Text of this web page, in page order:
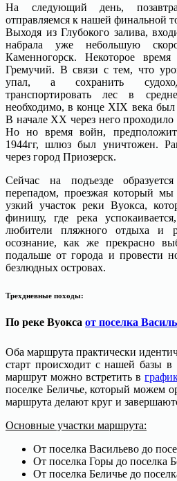
На следующий день,
отправляемся к нашей финальной
Выходя из Глубокого залива,
набрала уже небольшую
Каменногорск. Некоторое
Гремучий. В связи с тем, что
упал, а сохранить
транспортировать лес в
необходимо, в конце XIX века
В начале XX через него
Но но время войн,
1944гг, шлюз был уничтожен.
через город Приозерск.
Сейчас на подъезде
перепадом, проезжая который мы
узкий участок реки Вуокса,
финишу, где река
любители пляжного отдыха и
осознание, как же прекрасно
подальше от города и провести
безлюдных островах.
Трехдневные походы:
По реке Вуокса от поселка
Оба маршрута практически
старт происходит с нашей базы в
маршрут можно встретить в
поселке Беличье, который можем
маршрута делают круг и
Основные участки маршрута:
От поселка Васильево до
От поселка Горы до поселка
От поселка Беличье до